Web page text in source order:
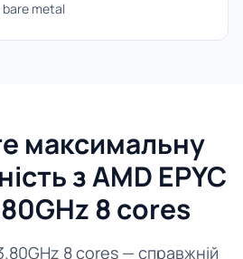
metal
максимальну
з AMD EPYC
8 cores
8 cores — справжній